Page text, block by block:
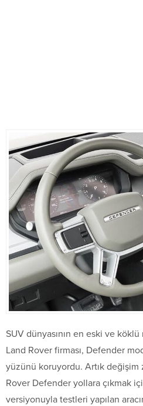
SUV dünyasının en eski ve
Land Rover firması, Defender
yüzünü koruyordu. Artık değişim
Rover Defender yollara çıkmak
versiyonuyla testleri yapılan